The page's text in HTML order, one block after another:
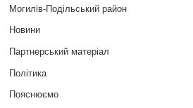
Могилів-Подільський район
Новини
Партнерський матеріал
Політика
Пояснюємо